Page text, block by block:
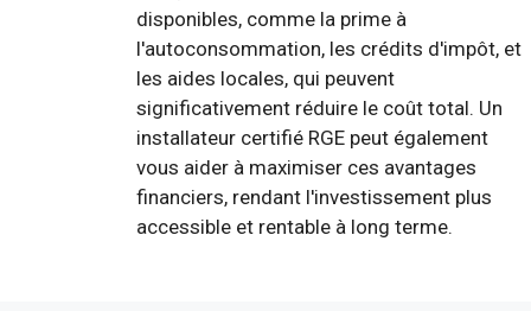
disponibles, comme la prime à
l'autoconsommation, les crédits d'impôt, et
les aides locales, qui peuvent
significativement réduire le coût total. Un
installateur certifié RGE peut également
vous aider à maximiser ces avantages
financiers, rendant l'investissement plus
accessible et rentable à long terme.